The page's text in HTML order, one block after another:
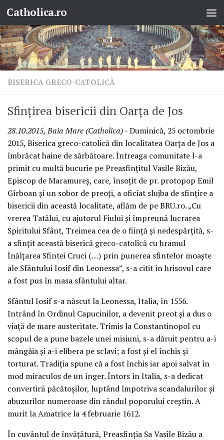
Skip to content
Catholica.ro
BISERICA GRECO-CATOLICĂ
Sfințirea bisericii din Oarța de Jos
28.10.2015, Baia Mare (Catholica)- Duminică, 25 octombrie
2015, Biserica greco-catolică din localitatea Oarța de Jos a
îmbrăcat haine de sărbătoare. Întreaga comunitate l-a
primit cu multă bucurie pe Preasfințitul Vasile Bizău,
Episcop de Maramureș, care, însoțit de pr. protopop Emil
Gîrboan și un sobor de preoți, a oficiat slujba de sfințire a
bisericii din această localitate, aflăm de pe BRU.ro. „Cu
vrerea Tatălui, cu ajutorul Fiului și împreună lucrarea
Spiritului Sfânt, Treimea cea de o ființă și nedespărțită, s-
a sfințit această biserică greco-catolică cu hramul
Înălțarea Sfintei Cruci (…) prin punerea sfintelor moaște
ale Sfântului Iosif din Leonessa”, s-a citit în hrisovul care
a fost pus în masa sfântului altar.
Sfântul Iosif s-a născut la Leonessa, Italia, în 1556.
Intrând în Ordinul Capucinilor, a devenit preot și a dus o
viață de mare austeritate. Trimis la Constantinopol cu
scopul de a pune bazele unei misiuni, s-a dăruit pentru a-i
mângâia și a-i elibera pe sclavi; a fost și el închis și
torturat. Tradiția spune că a fost închis iar apoi salvat în
mod miraculos de un înger. Întors în Italia, s-a dedicat
convertirii păcătoșilor, luptând împotriva scandalurilor și
abuzurilor numeroase din rândul poporului creștin. A
murit la Amatrice la 4 februarie 1612.
În cuvântul de învățătură, Preasfinția Sa Vasile Bizău a